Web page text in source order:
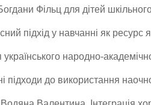
Фільц для дітей
підхід у навчанні як ресурс
народно-
підходи до використання